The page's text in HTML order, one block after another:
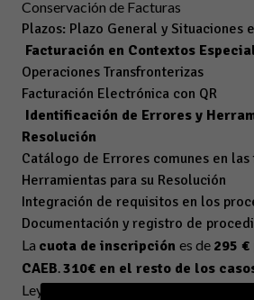
Conservación de Facturas
Plazos: Plazo General y Situaciones
Facturación en Contextos
Operaciones Transfronterizas
Facturación Electrónica con QR
Identificación de Errores y
Resolución
Catálogo de Errores comunes en las
Herramientas para su Resolución
Integración de requisitos en los
Documentación y registro de
La cuota de inscripción es de 295
CAEB.310€ en el resto de los
Ley 30/2015, de 9 de septiembre, por